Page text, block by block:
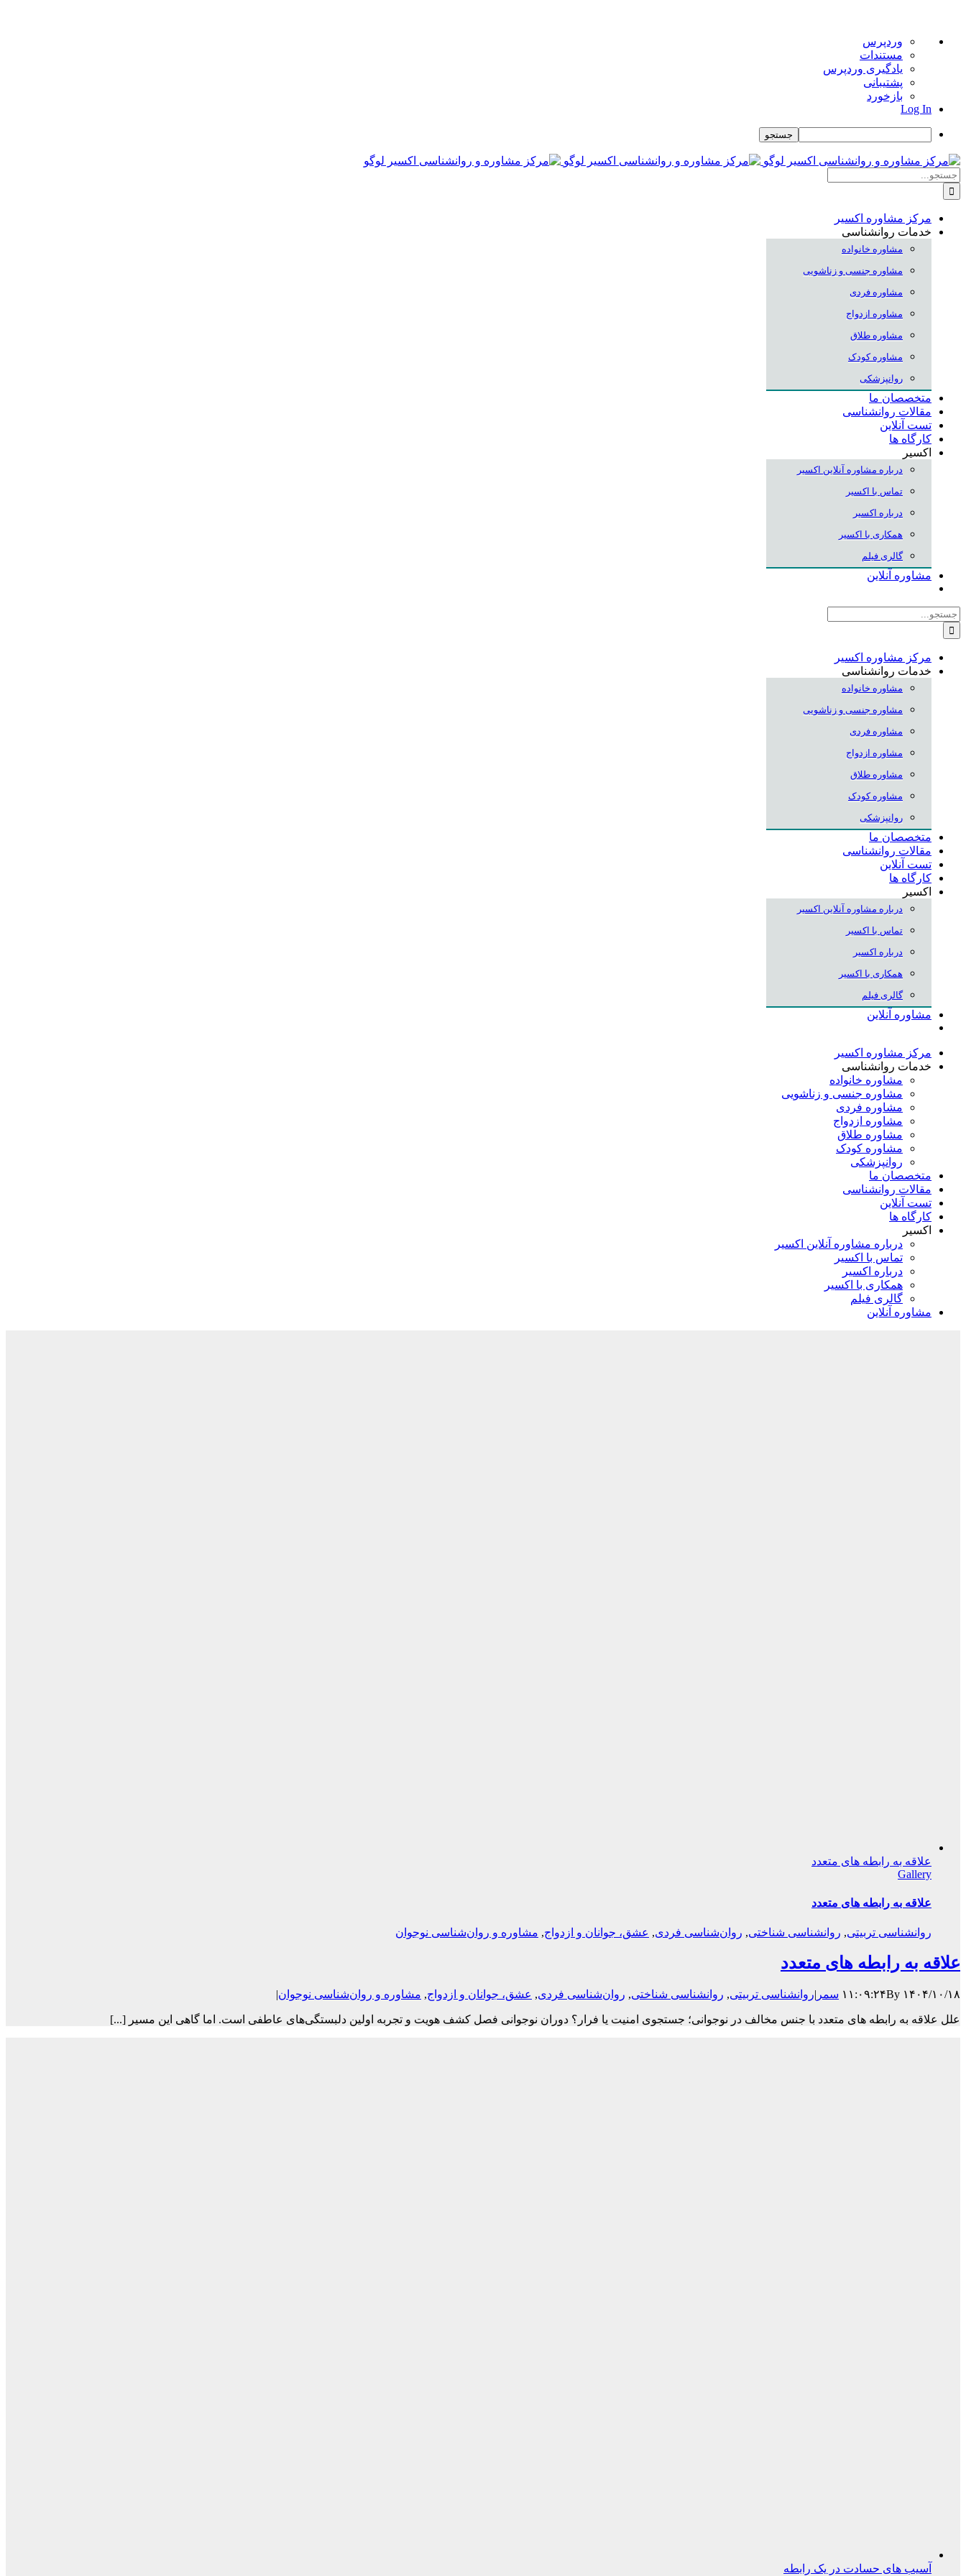
درباره
وردپرس
وردپرس
مستندات
یادگیری وردپرس
پشتیبانی
بازخورد
Log In
جستجو
Skip
to
content
جستجو
برای:
مرکز مشاوره اکسیر
خدمات روانشناسی
مشاوره خانواده
مشاوره جنسی و زناشویی
مشاوره فردی
مشاوره ازدواج
مشاوره طلاق
مشاوره کودک
روانپزشکی
متخصصان ما
مقالات روانشناسی
تست آنلاین
کارگاه ها
اکسیر
درباره مشاوره آنلاین اکسیر
تماس با اکسیر
درباره اکسیر
همکاری با اکسیر
گالری فیلم
مشاوره آنلاین
جستجو
برای:
مرکز مشاوره اکسیر
خدمات روانشناسی
مشاوره خانواده
مشاوره جنسی و زناشویی
مشاوره فردی
مشاوره ازدواج
مشاوره طلاق
مشاوره کودک
روانپزشکی
متخصصان ما
مقالات روانشناسی
تست آنلاین
کارگاه ها
اکسیر
درباره مشاوره آنلاین اکسیر
تماس با اکسیر
درباره اکسیر
همکاری با اکسیر
گالری فیلم
مشاوره آنلاین
مرکز مشاوره اکسیر
خدمات روانشناسی
مشاوره خانواده
مشاوره جنسی و زناشویی
مشاوره فردی
مشاوره ازدواج
مشاوره طلاق
مشاوره کودک
روانپزشکی
متخصصان ما
مقالات روانشناسی
تست آنلاین
کارگاه ها
اکسیر
درباره مشاوره آنلاین اکسیر
تماس با اکسیر
درباره اکسیر
همکاری با اکسیر
گالری فیلم
مشاوره آنلاین
علاقه به رابطه های متعدد
Gallery
علاقه به رابطه های متعدد
روانشناسی تربیتی, روانشناسی شناختی, روان‌شناسی فردی, عشق، جوانان و ازدواج, مشاوره و روان‌شناسی نوجوان
علاقه به رابطه های متعدد
۱۴۰۴/۱۰/۱۸ ۱۱:۰۹:۲۴ By سمر |روانشناسی تربیتی, روانشناسی شناختی, روان‌شناسی فردی, عشق، جوانان و ازدواج, مشاوره و روان‌شناسی نوجوان|
علل علاقه به رابطه های متعدد با جنس مخالف در نوجوانی؛ جستجوی امنیت یا فرار؟ دوران نوجوانی فصل کشف هویت و تجربه اولین دلبستگی‌های عاطفی است. اما گاهی این مسیر [...]
آسیب های حسادت در یک رابطه